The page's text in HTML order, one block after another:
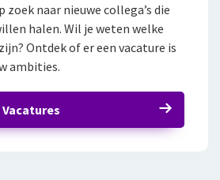
zoek naar nieuwe collega’s die
halen. Wil je weten welke
Ontdek of er een vacature is
ambities.
Vacatures